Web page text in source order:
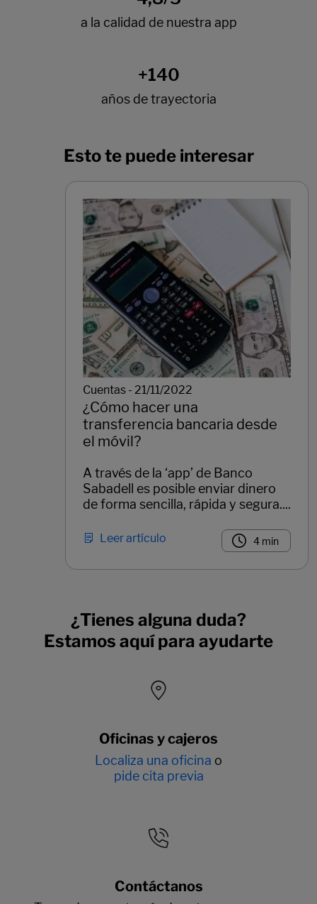
Esto te puede interesar
Cuentas - 21/11/2022
¿Cómo hacer una
transferencia bancaria desde
el móvil?
A través de la ‘app’ de Banco
Sabadell es posible enviar dinero
de forma sencilla, rápida y segura....
Leer artículo 4 min
¿Tienes alguna duda?
Estamos aquí para ayudarte
Oficinas y cajeros
Localiza una oficina o
pide cita previa
Contáctanos